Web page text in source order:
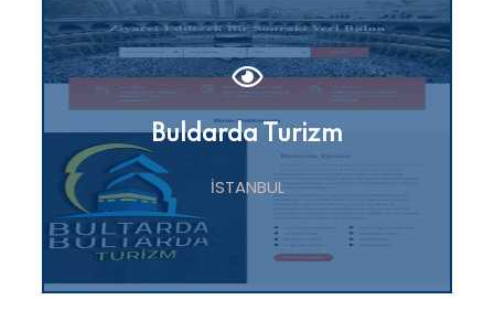
Buldarda Turizm
İSTANBUL